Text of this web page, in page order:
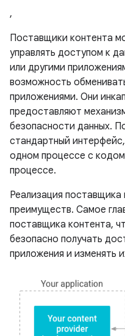
,
Поставщики контента
управлять доступом к
или другими
возможность
приложениями. Они
предоставляют
безопасности данных.
стандартный
одном процессе с
процессе.
Реализация
преимуществ. Самое
поставщика контента,
безопасно получать
приложения и изменять